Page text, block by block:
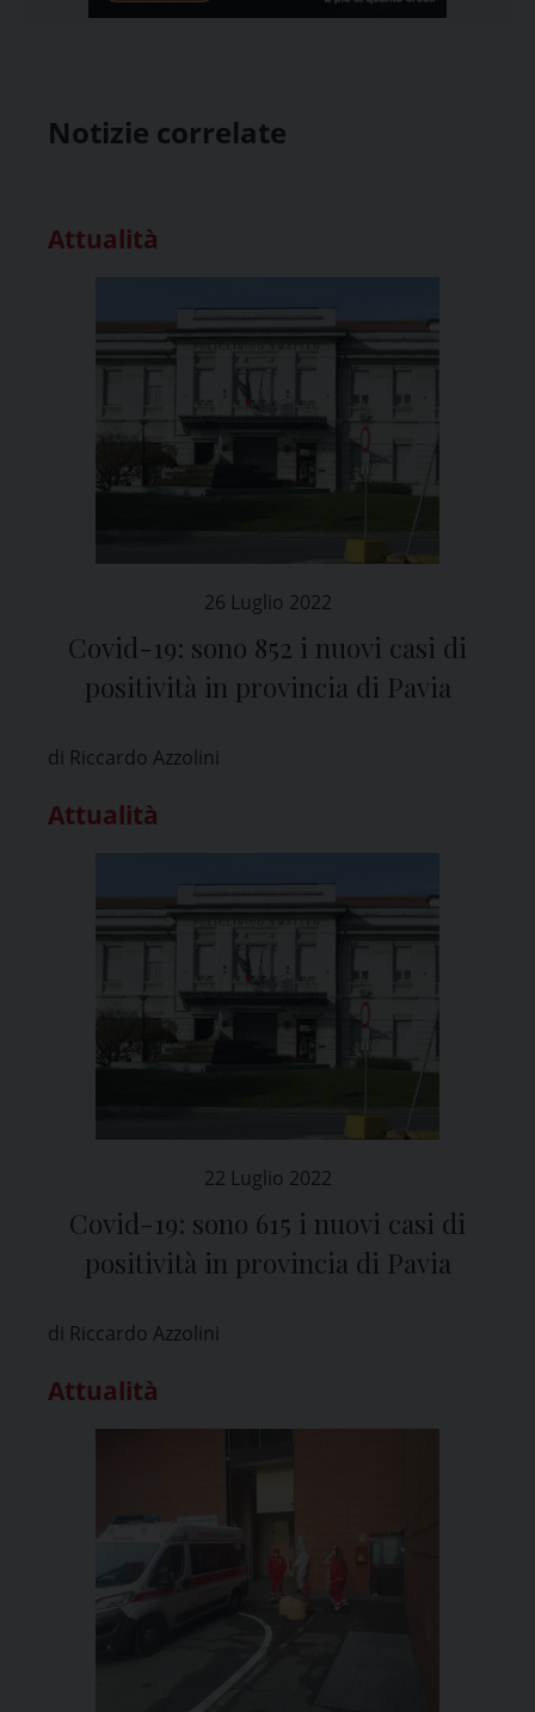
Notizie correlate
Attualità
26 Luglio 2022
Covid-19: sono 852 i nuovi casi di
positività in provincia di Pavia
di Riccardo Azzolini
Attualità
22 Luglio 2022
Covid-19: sono 615 i nuovi casi di
positività in provincia di Pavia
di Riccardo Azzolini
Attualità